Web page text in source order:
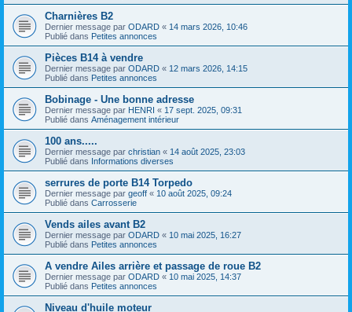
Charnières B2
Dernier message par ODARD « 14 mars 2026, 10:46
Publié dans Petites annonces
Pièces B14 à vendre
Dernier message par ODARD « 12 mars 2026, 14:15
Publié dans Petites annonces
Bobinage - Une bonne adresse
Dernier message par HENRI « 17 sept. 2025, 09:31
Publié dans Aménagement intérieur
100 ans.....
Dernier message par christian « 14 août 2025, 23:03
Publié dans Informations diverses
serrures de porte B14 Torpedo
Dernier message par geoff « 10 août 2025, 09:24
Publié dans Carrosserie
Vends ailes avant B2
Dernier message par ODARD « 10 mai 2025, 16:27
Publié dans Petites annonces
A vendre Ailes arrière et passage de roue B2
Dernier message par ODARD « 10 mai 2025, 14:37
Publié dans Petites annonces
Niveau d'huile moteur